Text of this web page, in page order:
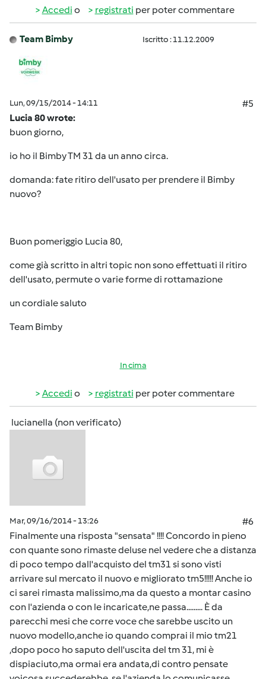
Accedi o registrati per poter commentare
Team Bimby Iscritto : 11.12.2009
Lun, 09/15/2014 - 14:11
#5
Lucia 80 wrote:
buon giorno,
io ho il Bimby TM 31 da un anno circa.
domanda: fate ritiro dell'usato per prendere il Bimby
nuovo?
Buon pomeriggio Lucia 80,
come già scritto in altri topic non sono effettuati il ritiro
dell'usato, permute o varie forme di rottamazione
un cordiale saluto
Team Bimby
In cima
Accedi o registrati per poter commentare
lucianella (non verificato)
Mar, 09/16/2014 - 13:26
#6
Finalmente una risposta "sensata" !!!! Concordo in pieno
con quante sono rimaste deluse nel vedere che a distanza
di poco tempo dall'acquisto del tm31 si sono visti
arrivare sul mercato il nuovo e migliorato tm5!!!!! Anche io
ci sarei rimasta malissimo,ma da questo a montar casino
con l'azienda o con le incaricate,ne passa......... È da
parecchi mesi che corre voce che sarebbe uscito un
nuovo modello,anche io quando comprai il mio tm21
,dopo poco ho saputo dell'uscita del tm 31, mi è
dispiaciuto,ma ormai era andata,di contro pensate